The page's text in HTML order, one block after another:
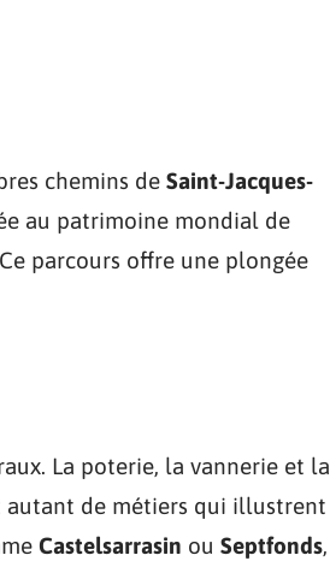
chemins de Saint-Jacques-
au patrimoine mondial de
parcours offre une plongée
La poterie, la vannerie et la
autant de métiers qui illustrent
Castelsarrasin ou Septfonds,